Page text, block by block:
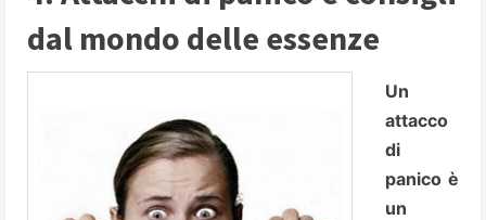
dal mondo delle essenze
Un
attacco
di
panico è
un